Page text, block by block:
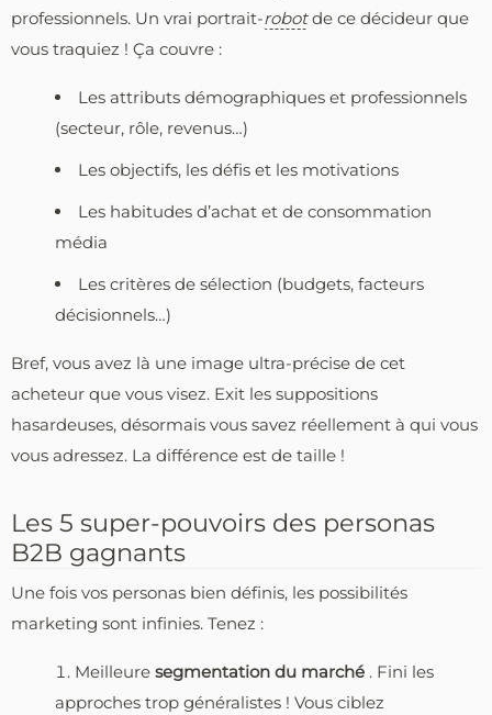
professionnels. Un vrai portrait-robotde ce décideur que
vous traquiez ! Ça couvre :
Les attributs démographiques et professionnels
(secteur, rôle, revenus…)
Les objectifs, les défis et les motivations
Les habitudes d’achat et de consommation
média
Les critères de sélection (budgets, facteurs
décisionnels…)
Bref, vous avez là une image ultra-précise de cet
acheteur que vous visez. Exit les suppositions
hasardeuses, désormais vous savez réellement à qui vous
vous adressez. La différence est de taille !
Les 5 super-pouvoirs des personas
B2B gagnants
Une fois vos personas bien définis, les possibilités
marketing sont infinies. Tenez :
Meilleure segmentation du marché . Fini les
approches trop généralistes ! Vous ciblez